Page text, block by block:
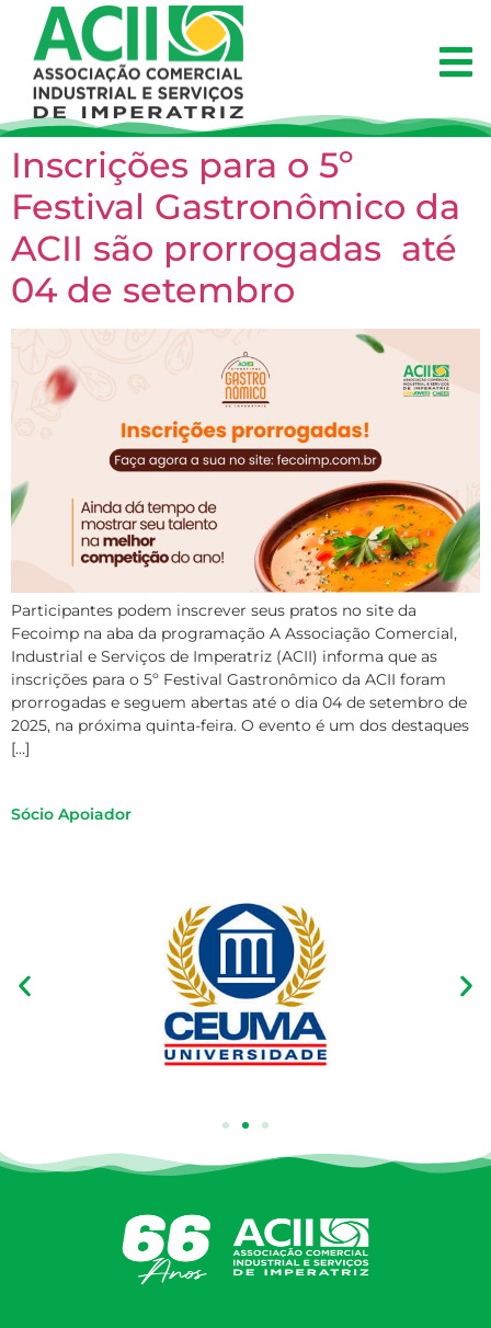
Inscrições para o 5º
Festival Gastronômico da
ACII são prorrogadas até
04 de setembro
Participantes podem inscrever seus pratos no site da
Fecoimp na aba da programação A Associação Comercial,
Industrial e Serviços de Imperatriz (ACII) informa que as
inscrições para o 5º Festival Gastronômico da ACII foram
prorrogadas e seguem abertas até o dia 04 de setembro de
2025, na próxima quinta-feira. O evento é um dos destaques
[…]
Sócio Apoiador